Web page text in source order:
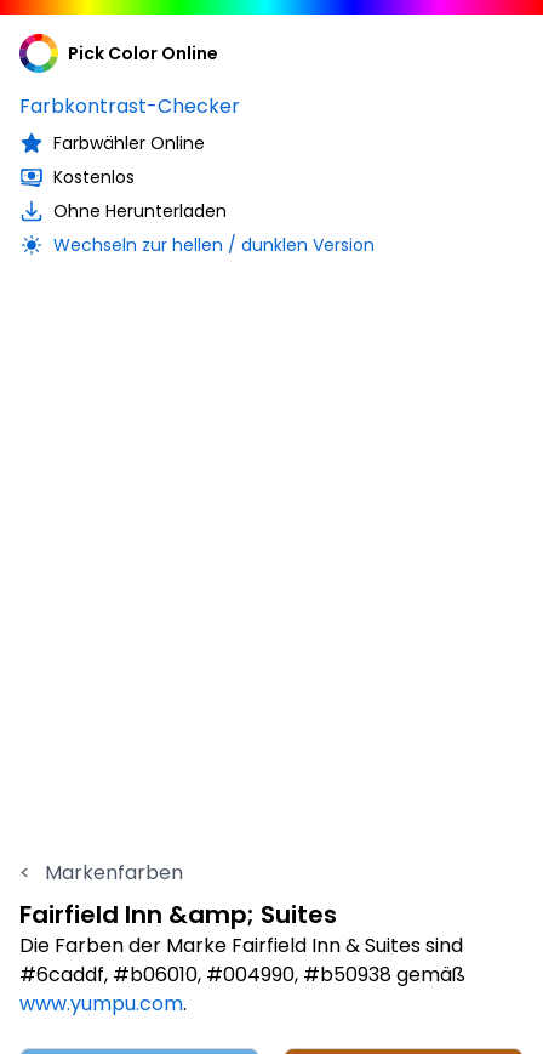
Pick Color Online
Farbkontrast-Checker
Farbwähler Online
Kostenlos
Ohne Herunterladen
Wechseln zur hellen / dunklen Version
< Markenfarben
Fairfield Inn &amp; Suites
Die Farben der Marke Fairfield Inn & Suites sind
#6caddf, #b06010, #004990, #b50938 gemäß
www.yumpu.com.